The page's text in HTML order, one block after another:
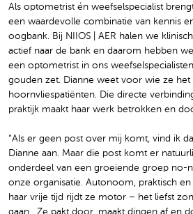
Als optometrist én weefselspecialist
een waardevolle combinatie van kennis
oogbank. Bij NIIOS | AER halen we
actief naar de bank en daarom hebben
een optometrist in ons
gouden zet. Dianne weet voor wie ze het
hoornvliespatiënten. Die directe
praktijk maakt haar werk betrokken en
“Als er geen post over mij komt, vind ik
Dianne aan. Maar die post komt er
onderdeel van een groeiende groep no-
onze organisatie. Autonoom, praktisch
haar vrije tijd rijdt ze motor – het liefst